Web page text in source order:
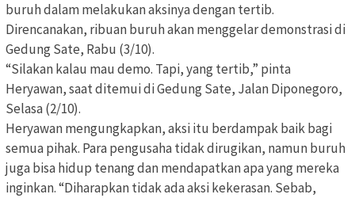
buruh dalam melakukan aksinya dengan tertib.
Direncanakan, ribuan buruh akan menggelar demonstrasi di
Gedung Sate, Rabu (3/10).
“Silakan kalau mau demo. Tapi, yang tertib,” pinta
Heryawan, saat ditemui di Gedung Sate, Jalan Diponegoro,
Selasa (2/10).
Heryawan mengungkapkan, aksi itu berdampak baik bagi
semua pihak. Para pengusaha tidak dirugikan, namun buruh
juga bisa hidup tenang dan mendapatkan apa yang mereka
inginkan. “Diharapkan tidak ada aksi kekerasan. Sebab,